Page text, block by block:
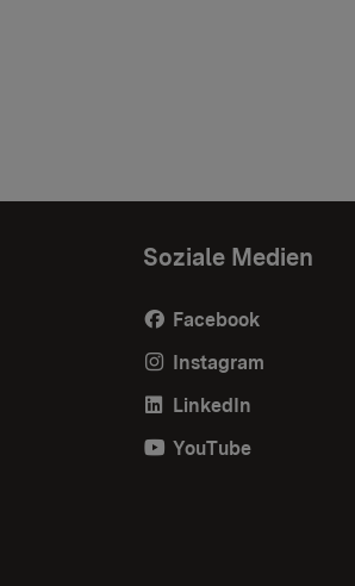
Soziale Medien
Facebook
Instagram
LinkedIn
YouTube